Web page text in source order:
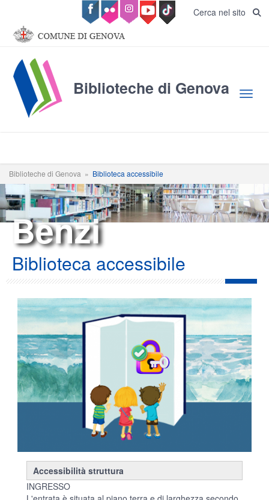
Salta al contenuto principale Cerca nel sito
Biblioteche di Genova
Biblioteche di Genova » Biblioteca accessibile
Benzi
Biblioteca accessibile
Accessibilità struttura
INGRESSO